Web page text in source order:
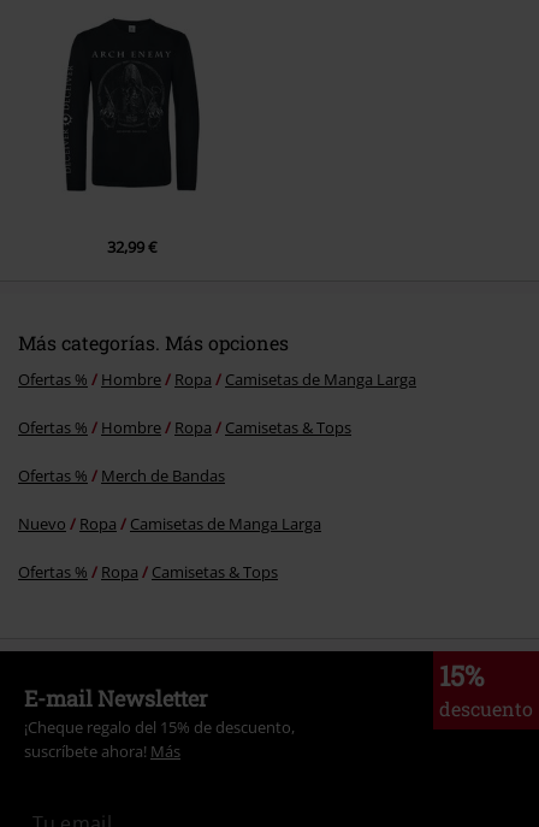
Enviar comentario
32,99 €
Más categorías. Más opciones
Ofertas % Hombre Ropa Camisetas de Manga Larga
Ofertas % Hombre Ropa Camisetas & Tops
Ofertas % Merch de Bandas
Nuevo Ropa Camisetas de Manga Larga
Ofertas % Ropa Camisetas & Tops
15%
descuento
E-mail Newsletter
¡Cheque regalo del 15% de descuento,
suscríbete ahora! Más